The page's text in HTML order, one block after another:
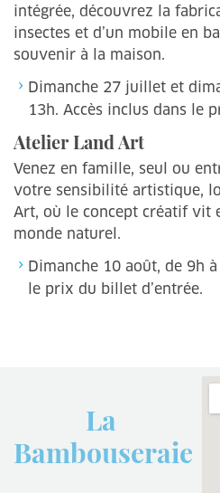
intégrée, découvrez la
insectes et d’un mobile en
souvenir à la maison.
Dimanche 27 juillet et
13h. Accès inclus dans le
Atelier Land Art
Venez en famille, seul ou
votre sensibilité artistique,
Art, où le concept créatif vit
monde naturel.
Dimanche 10 août, de 9h
le prix du billet d’entrée.
La
Bambouseraie